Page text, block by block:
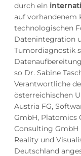
durch ein
auf vorhandenem
technologischen
Datenintegration
Tumordiagnostik
so Dr. Sabine
Verantwortliche
österreichischen
Austria FG,
GmbH, Platomics
Consulting GmbH
Reality und
Deutschland